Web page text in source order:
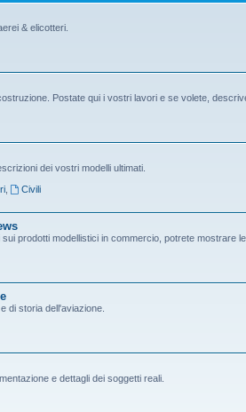
& elicotteri.
Postate qui i vostri lavori e se volete,
dei vostri modelli ultimati.
, Civili
prodotti modellistici in commercio, potrete mostrare
di storia dell'aviazione.
e dettagli dei soggetti reali.